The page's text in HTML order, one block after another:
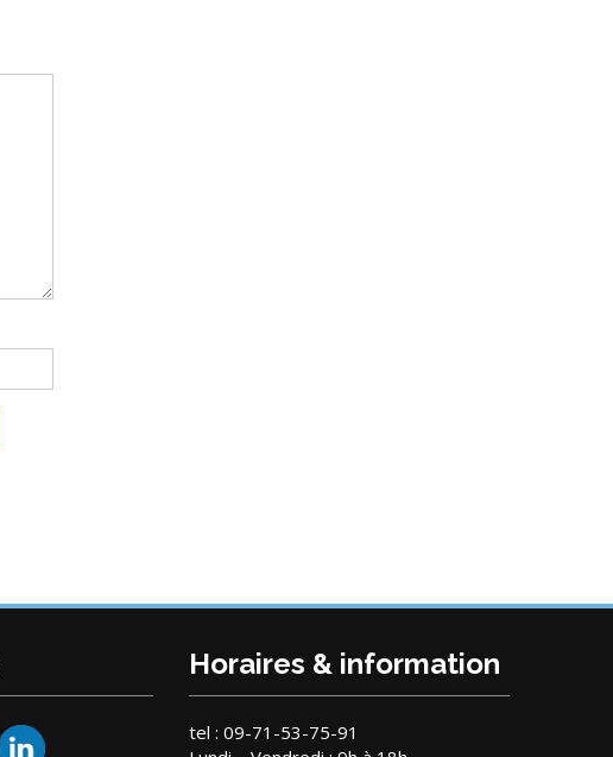
Horaires & information
tel : 09-71-53-75-91